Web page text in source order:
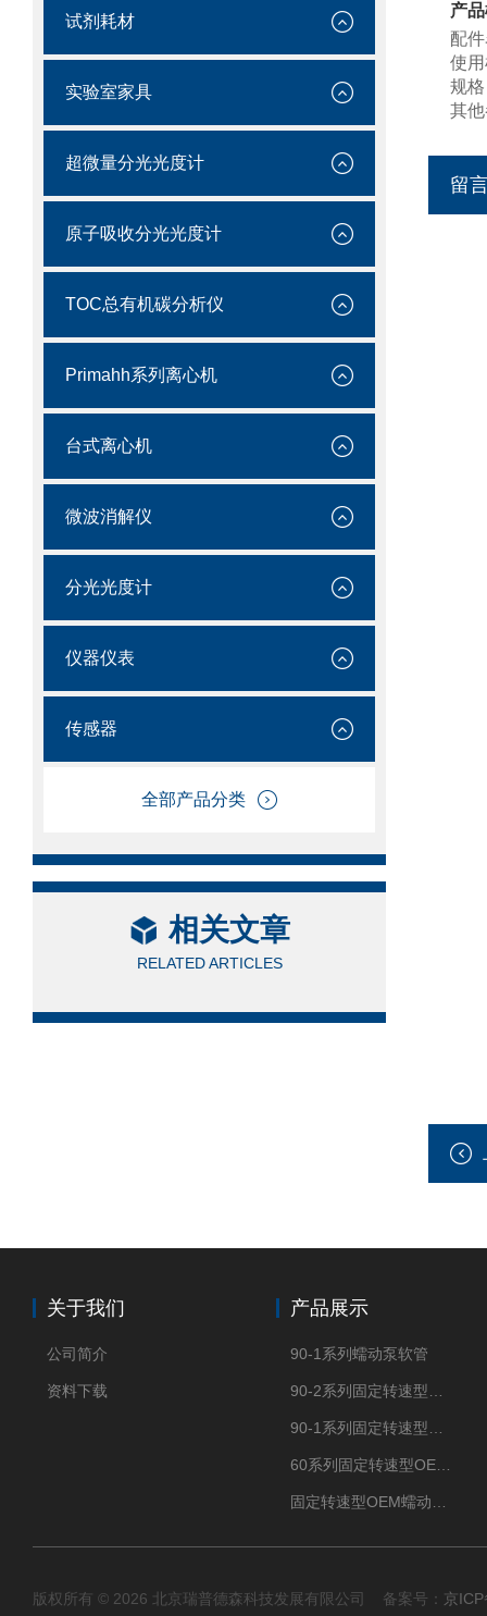
试剂耗材
实验室家具
超微量分光光度计
原子吸收分光光度计
TOC总有机碳分析仪
Primahh系列离心机
台式离心机
微波消解仪
分光光度计
仪器仪表
传感器
全部产品分类
相关文章
RELATED ARTICLES
产
配
使
规
其
留
关于我们
公司简介
资料下载
产品展示
90-1系列蠕动泵软管
版权所有 © 2026 北京瑞普德森科技发展有限公司 备案号： 京